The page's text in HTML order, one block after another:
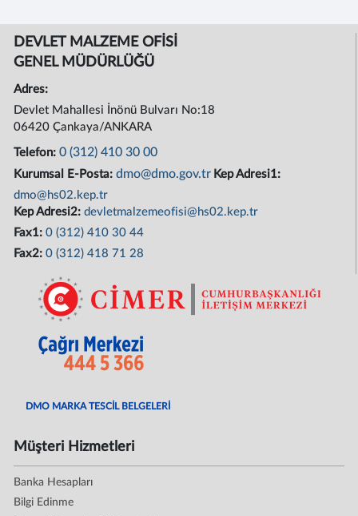
DEVLET MALZEME OFİSİ
GENEL MÜDÜRLÜĞÜ
Adres:
Devlet Mahallesi İnönü Bulvarı No:18
06420 Çankaya/ANKARA
Telefon:0 (312) 410 30 00
Kurumsal E-Posta:dmo@dmo.gov.tr Kep Adresi1:
dmo@hs02.kep.tr
Kep Adresi2:devletmalzemeofisi@hs02.kep.tr
Fax1:0 (312) 410 30 44
Fax2:0 (312) 418 71 28
DMO MARKA TESCİL BELGELERİ
Müşteri Hizmetleri
Banka Hesapları
Bilgi Edinme